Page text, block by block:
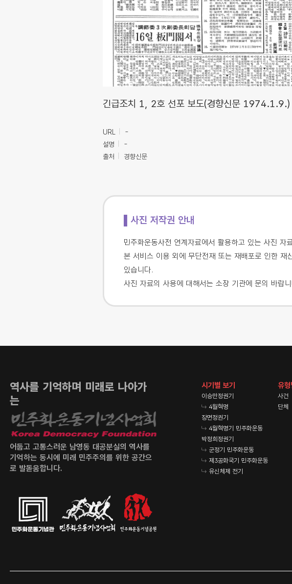
긴급조치 1, 2호 선포 보도(경향신문 1974.1.9.)
URL
-
설명
-
출처
경향신문
▌사진 저작권 안내
민주화운동사전 연계자료에서 활용하고 있는 사진
본 서비스 이용 외에 무단전재 또는 재배포로 인한
있습니다.
사진 자료의 사용에 대해서는 소장 기관에 문의 바랍
역사를 기억하며 미래로 나아가
는
어둡고 고통스러운 남영동 대공분실의 역사를
기억하는 동시에 미래 민주주의를 위한 공간으
로 발돋움합니다.
시기별 보기
이승만정권기
4월혁명
장면정권기
4월혁명기 민주화운동
박정희정권기
군정기 민주화운동
제3공화국기 민주화운동
유신체제 전기
유형
사건
단체